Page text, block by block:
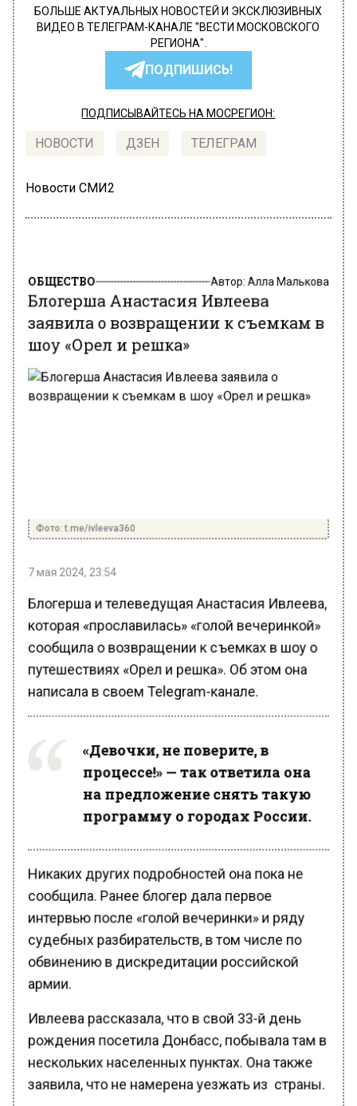
БОЛЬШЕ АКТУАЛЬНЫХ НОВОСТЕЙ И ЭКСКЛЮЗИВНЫХ
ВИДЕО В ТЕЛЕГРАМ-КАНАЛЕ "ВЕСТИ МОСКОВСКОГО
РЕГИОНА".
ПОДПИШИСЬ!
ПОДПИСЫВАЙТЕСЬ НА МОСРЕГИОН:
НОВОСТИ ДЗЕН ТЕЛЕГРАМ
Новости СМИ2
Блогерша Анастасия Ивлеева
заявила о возвращении к съемкам в
шоу «Орел и решка»
Фото: t.me/ivleeva360
7 мая 2024, 23:54
Блогерша и телеведущая Анастасия Ивлеева,
которая «прославилась» «голой вечеринкой»
сообщила о возвращении к съемках в шоу о
путешествиях «Орел и решка». Об этом она
написала в своем Telegram-канале.
«Девочки, не поверите, в
процессе!» — так ответила она
на предложение снять такую
программу о городах России.
Никаких других подробностей она пока не
сообщила. Ранее блогер дала первое
интервью после «голой вечеринки» и ряду
судебных разбирательств, в том числе по
обвинению в дискредитации российской
армии.
Ивлеева рассказала, что в свой 33-й день
рождения посетила Донбасс, побывала там в
нескольких населенных пунктах. Она также
заявила, что не намерена уезжать из страны.